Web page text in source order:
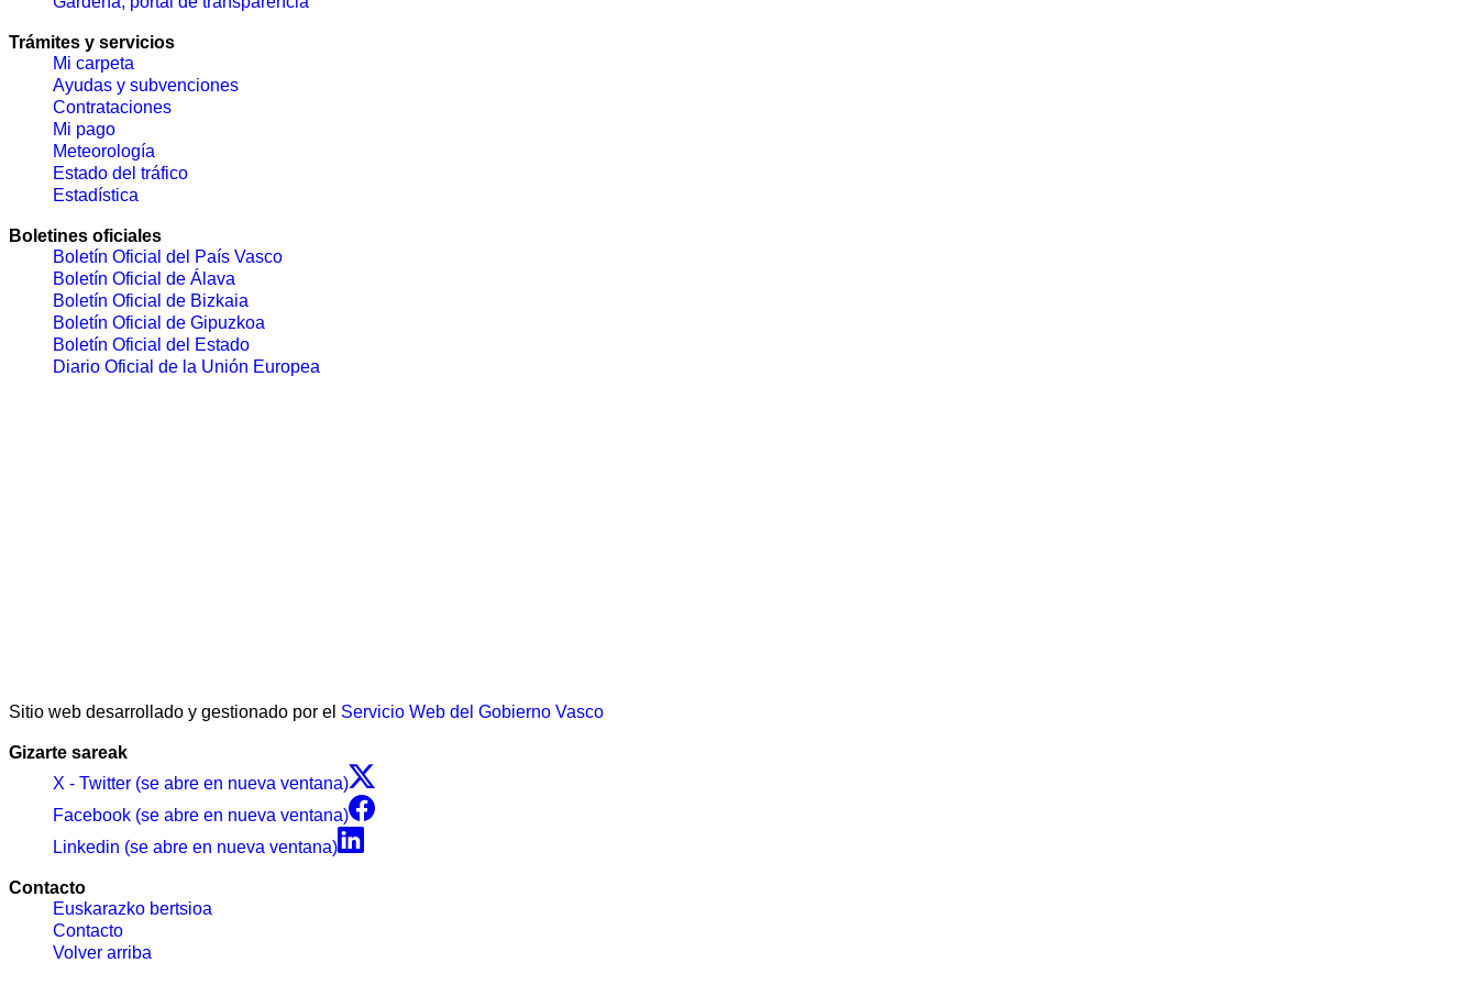
Trámites y servicios
Mi carpeta
Ayudas y subvenciones
Contrataciones
Mi pago
Meteorología
Estado del tráfico
Estadística
Boletines oficiales
Boletín Oficial del País Vasco
Boletín Oficial de Álava
Boletín Oficial de Bizkaia
Boletín Oficial de Gipuzkoa
Boletín Oficial del Estado
Diario Oficial de la Unión Europea
Sitio web desarrollado y gestionado por el Servicio Web del Gobierno Vasco
Gizarte sareak
X - Twitter (se abre en nueva ventana)
Facebook (se abre en nueva ventana)
Linkedin (se abre en nueva ventana)
Contacto
Euskarazko bertsioa
Contacto
Volver arriba